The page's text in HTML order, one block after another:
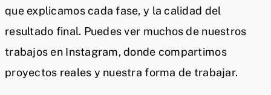
que explicamos cada fase, y la calidad del
resultado final. Puedes ver muchos de nuestros
trabajos en Instagram, donde compartimos
proyectos reales y nuestra forma de trabajar.